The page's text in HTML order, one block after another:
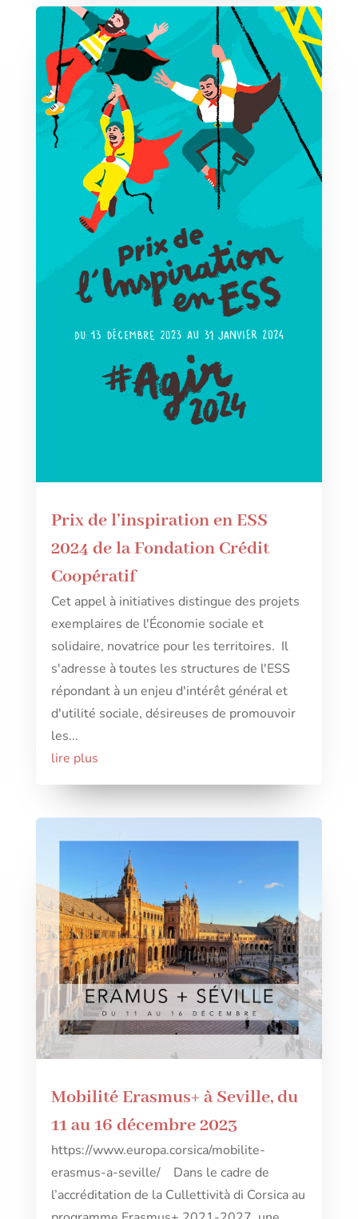
Prix de l’inspiration en ESS
2024 de la Fondation Crédit
Coopératif
Cet appel à initiatives distingue des projets
exemplaires de l'Économie sociale et
solidaire, novatrice pour les territoires. Il
s'adresse à toutes les structures de l'ESS
répondant à un enjeu d'intérêt général et
d'utilité sociale, désireuses de promouvoir
les...
lire plus
Mobilité Erasmus+ à Seville, du
11 au 16 décembre 2023
https://www.europa.corsica/mobilite-
erasmus-a-seville/ Dans le cadre de
l’accréditation de la Cullettività di Corsica au